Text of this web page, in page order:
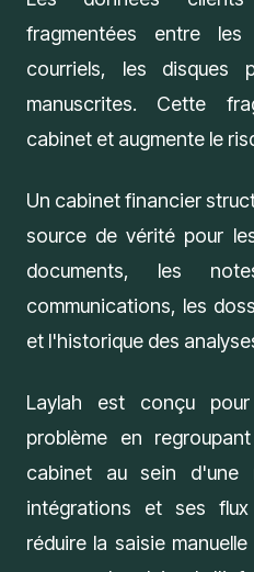
fragmentées entre
courriels, les disques
manuscrites. Cette
cabinet et augmente le
Un cabinet financier
source de vérité pour
documents, les
communications, les
et l'historique des
Laylah est conçu
problème en
cabinet au sein d'une
intégrations et ses
réduire la saisie